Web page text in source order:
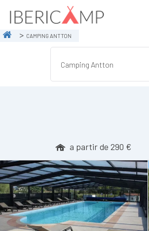
CAMPING ANTTON
a partir de 290 €